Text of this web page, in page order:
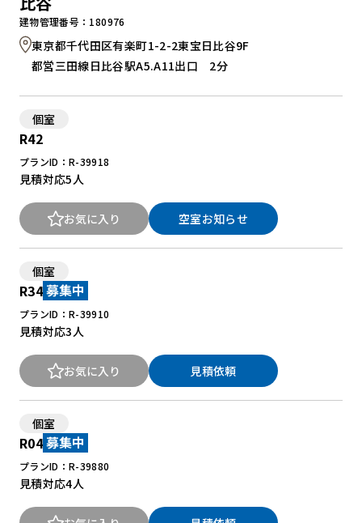
建物管理番号：180976
東京都千代田区有楽町1-2-2東宝日比谷9F
都営三田線日比谷駅A5.A11出口 2分
個室
R42
プランID：R-39918
見積対応5人
お気に入り 空室お知らせ
個室
R34 募集中
プランID：R-39910
見積対応3人
お気に入り 見積依頼
個室
R04 募集中
プランID：R-39880
見積対応4人